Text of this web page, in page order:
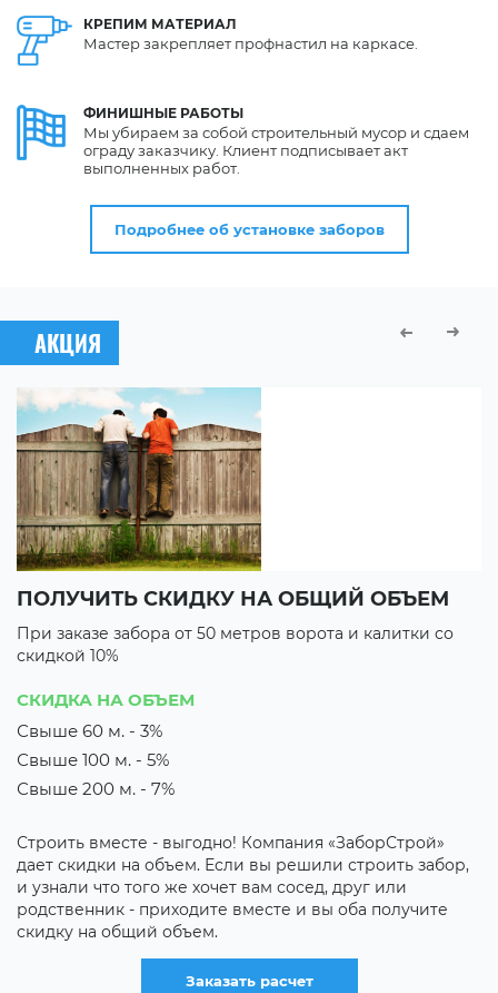
КРЕПИМ МАТЕРИАЛ
ФИНИШНЫЕ РАБОТЫ
Мастер закрепляет профнастил на каркасе.
Мы убираем за собой строительный мусор и сдаем
ограду заказчику. Клиент подписывает акт
выполненных работ.
Подробнее об установке заборов
АКЦИЯ
ПОЛУЧИТЬ СКИДКУ НА ОБЩИЙ ОБЪЕМ
При заказе забора от 50 метров ворота и калитки со
скидкой 10%
СКИДКА НА ОБЪЕМ
Свыше 60 м. - 3%
Свыше 100 м. - 5%
Свыше 200 м. - 7%
Строить вместе - выгодно! Компания «ЗаборСтрой»
дает скидки на объем. Если вы решили строить забор,
и узнали что того же хочет вам сосед, друг или
родственник - приходите вместе и вы оба получите
скидку на общий объем.
Заказать расчет